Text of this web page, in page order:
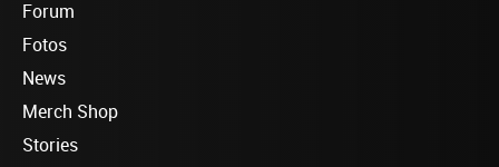
Forum
Fotos
News
Merch Shop
Stories